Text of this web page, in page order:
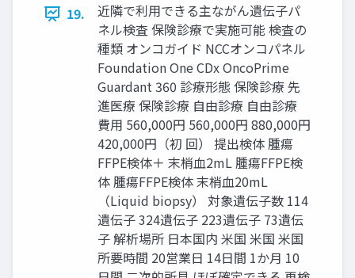
19.
近隣で利⽤できる主ながん遺伝⼦パ
ネル検査 保険診療で実施可能 検査の
種類 オンコガイド NCCオンコパネル
Foundation One CDx OncoPrime
Guardant 360 診療形態 保険診療 先
進医療 保険診療 ⾃由診療 ⾃由診療
費⽤ 560,000円 560,000円 880,000円
420,000円（初 回） 提出検体 腫瘍
FFPE検体＋ 末梢⾎2mL 腫瘍FFPE検
体 腫瘍FFPE検体 末梢⾎20mL
（Liquid biopsy） 対象遺伝⼦数 114
遺伝⼦ 324遺伝⼦ 223遺伝⼦ 73遺伝
⼦ 解析場所 ⽇本国内 ⽶国 ⽶国 ⽶国
所要時間 20営業⽇ 14⽇間 1か⽉ 10